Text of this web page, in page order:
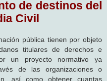
de destinos del
Civil
pública tienen por objeto
titulares de derechos e
un proyecto normativo ya
de las organizaciones o
así como obtener cuantas